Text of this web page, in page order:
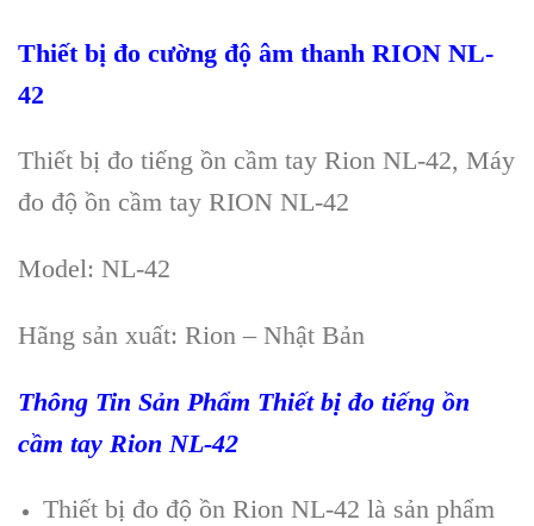
Thiết bị đo cường độ âm thanh RION NL-
42
Thiết bị đo tiếng ồn cầm tay Rion NL-42, Máy
đo độ ồn cầm tay RION NL-42
Model: NL-42
Hãng sản xuất: Rion – Nhật Bản
Thông Tin Sản Phẩm Thiết bị đo tiếng ồn
cầm tay Rion NL-42
Thiết bị đo độ ồn Rion NL-42 là sản phẩm